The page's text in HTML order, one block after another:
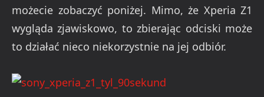
możecie zobaczyć poniżej. Mimo, że Xperia Z1
wygląda zjawiskowo, to zbierając odciski może
to działać nieco niekorzystnie na jej odbiór.